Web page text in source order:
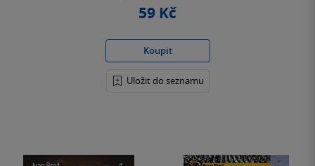
59 Kč
Koupit
Uložit do seznamu